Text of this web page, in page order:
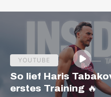
YOUTUBE
So lief Haris
erstes Training 🔥